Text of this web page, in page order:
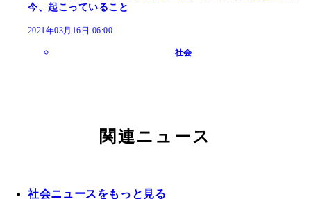
今、起こっていること
2021年03月16日 06:00
社会
関連ニュース
社会ニュースをもっと見る